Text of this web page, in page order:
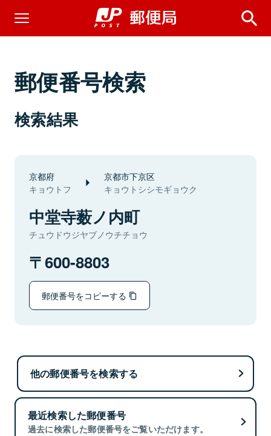
郵便番号検索
検索結果
京都府
キョウトフ
京都市下京区
キョウトシシモギョウク
中堂寺薮ノ内町
チュウドウジヤブノウチチョウ
600-8803
郵便番号をコピーする
他の郵便番号を検索する
最近検索した郵便番号
過去に検索した郵便番号をご覧いただけます。